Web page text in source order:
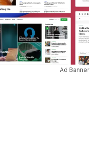
Ad Banner